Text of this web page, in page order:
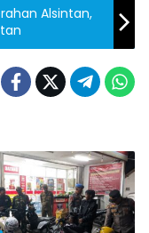
Alsintan,